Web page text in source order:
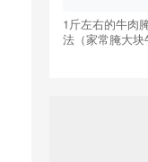
1斤左右的牛肉
法（家常腌大块